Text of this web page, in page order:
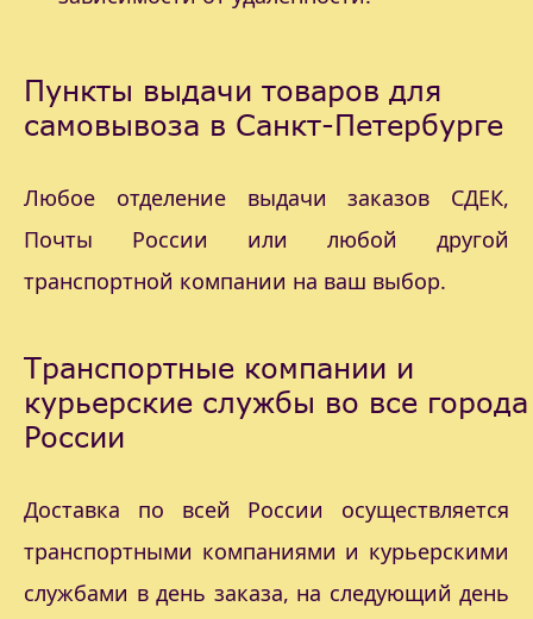
Пункты выдачи товаров для
самовывоза в Санкт-Петербурге
Любое отделение выдачи заказов СДЕК,
Почты России или любой другой
транспортной компании на ваш выбор.
Транспортные компании и
курьерские службы во все города
России
Доставка по всей России осуществляется
транспортными компаниями и курьерскими
службами в день заказа, на следующий день